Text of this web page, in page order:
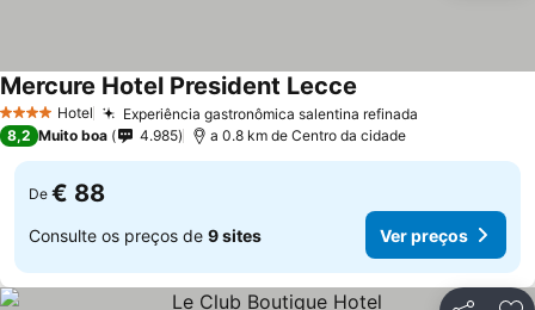
4 EstrelasHotel Experiência gastronômica salentina refinada
Mercure Hotel President Lecce
8,2 Muito boa 4.985 a 0.8 km de Centro da cidade
De € 88
Consulte os preços de 9 sites Ver preços